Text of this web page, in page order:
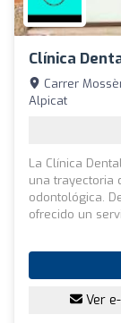
Clínica
Carrer
Alpicat
La Clínica
una trayectoria
odontológica.
ofrecido un
Ver